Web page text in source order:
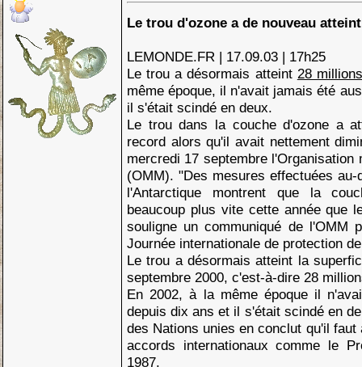
Le trou d'ozone a de nouveau
LEMONDE.FR | 17.09.03 | 17h25
Le trou a désormais atteint 28
même époque, il n'avait jamais été
il s'était scindé en deux.
Le trou dans la couche d'ozone a
record alors qu'il avait nettement
mercredi 17 septembre l'Organisation
(OMM). "Des mesures effectuées
l'Antarctique montrent que la
beaucoup plus vite cette année que
souligne un communiqué de l'OMM
Journée internationale de protection
Le trou a désormais atteint la
septembre 2000, c'est-à-dire 28
En 2002, à la même époque il
depuis dix ans et il s'était scindé en
des Nations unies en conclut qu'il
accords internationaux comme le
1987.